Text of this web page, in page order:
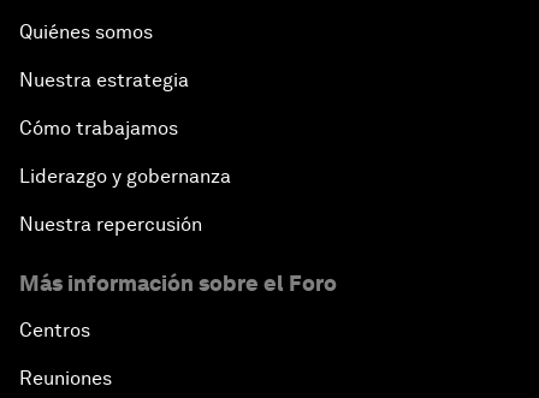
Quiénes somos
Nuestra estrategia
Cómo trabajamos
Liderazgo y gobernanza
Nuestra repercusión
Más información sobre el Foro
Centros
Reuniones